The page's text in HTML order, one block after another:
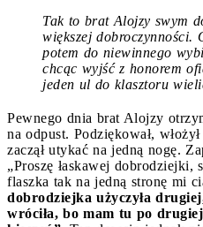
Tak to brat Alojzy swym
większej dobroczynności.
potem do niewinnego
chcąc wyjść z honorem
jeden ul do klasztoru
Pewnego dnia brat Alojzy
na odpust. Podziękował,
zaczął utykać na jedną nogę.
„Proszę łaskawej dobrodziejki,
flaszka tak na jedną stronę mi
dobrodziejka użyczyła
wróciła, bo mam tu po